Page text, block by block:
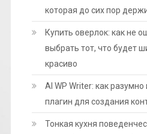
которая до сих пор
Купить оверлок: как не
выбрать тот, что будет
красиво
AI WP Writer: как
плагин для создания
Тонкая кухня